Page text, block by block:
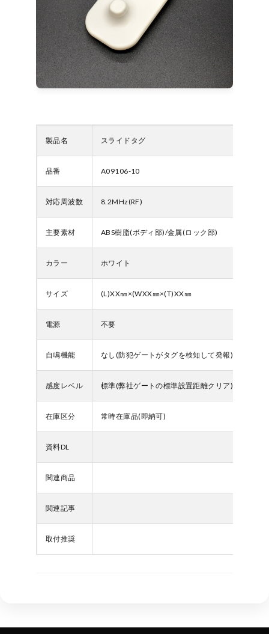
製品名 スライドタグ
品番 A09106-10
対応周波数 8.2MHz(RF)
主要素材 ABS樹脂(ボディ部)/金属(ロック部)
カラー ホワイト
サイズ (L)XX㎜×(WXX㎜×(T)XX㎜
電源 不要
自鳴機能 なし(防犯ゲートがタグを検知して発報)
感度レベル 標準(弊社ゲートの標準設置距離クリア)
在庫区分 常時在庫品(即納可)
資料DL
関連商品
関連記事
取付推奨